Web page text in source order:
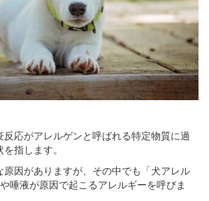
応がアレルゲンと呼ばれる特定物質に過
指します。
原因がありますが、その中でも「犬アレル
唾液が原因で起こるアレルギーを呼びま